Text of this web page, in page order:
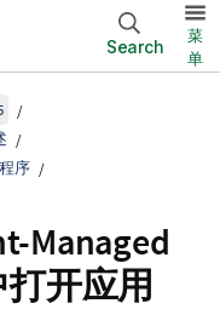
Search
菜
单
序
Managed
开应用